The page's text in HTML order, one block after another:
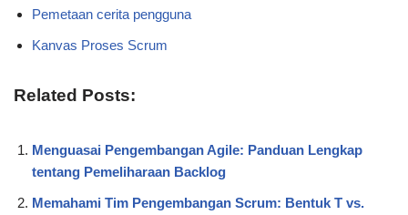
Pemetaan cerita pengguna
Kanvas Proses Scrum
Related Posts:
Menguasai Pengembangan Agile: Panduan Lengkap
tentang Pemeliharaan Backlog
Memahami Tim Pengembangan Scrum: Bentuk T vs.